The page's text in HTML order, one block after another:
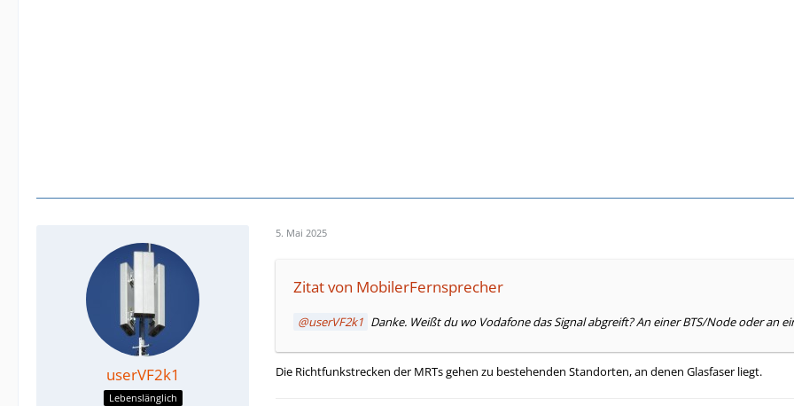
userVF2k1
Lebenslänglich
5. Mai 2025
Zitat von MobilerFernsprecher
userVF2k1 Danke. Weißt du wo Vodafone das Signal abgreift? An einer BTS/Node oder an
Die Richtfunkstrecken der MRTs gehen zu bestehenden Standorten, an denen Glasfaser liegt.